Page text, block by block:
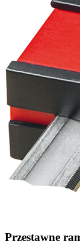
Przestawne